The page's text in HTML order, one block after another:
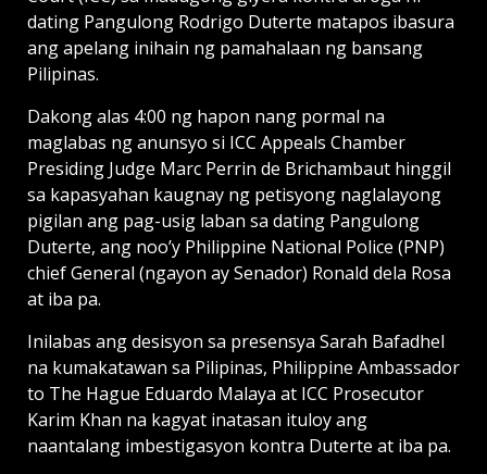
dating Pangulong Rodrigo Duterte matapos ibasura
ang apelang inihain ng pamahalaan ng bansang
Pilipinas.
Dakong alas 4:00 ng hapon nang pormal na
maglabas ng anunsyo si ICC Appeals Chamber
Presiding Judge Marc Perrin de Brichambaut hinggil
sa kapasyahan kaugnay ng petisyong naglalayong
pigilan ang pag-usig laban sa dating Pangulong
Duterte, ang noo’y Philippine National Police (PNP)
chief General (ngayon ay Senador) Ronald dela Rosa
at iba pa.
Inilabas ang desisyon sa presensya Sarah Bafadhel
na kumakatawan sa Pilipinas, Philippine Ambassador
to The Hague Eduardo Malaya at ICC Prosecutor
Karim Khan na kagyat inatasan ituloy ang
naantalang imbestigasyon kontra Duterte at iba pa.